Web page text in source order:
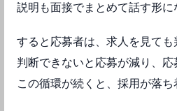
説明も面接でまとめて話す形に
すると応募者は、求人を見ても
判断できないと応募が減り、応
この循環が続くと、採用が落ち